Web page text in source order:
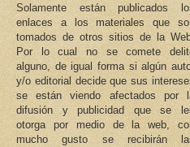
Solamente están publicados
enlaces a los materiales que
tomados de otros sitios de la
Por lo cual no se comete
alguno, de igual forma si algún
y/o editorial decide que sus
se están viendo afectados por
difusión y publicidad que se
otorga por medio de la web,
mucho gusto se recibirán